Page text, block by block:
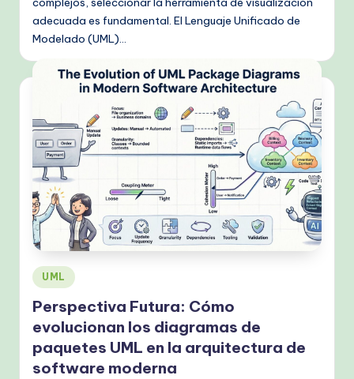
adecuada es fundamental. El Lenguaje Unificado de
Modelado (UML)…
Publicado
en
UML
Perspectiva Futura: Cómo
evolucionan los diagramas de
paquetes UML en la arquitectura de
software moderna